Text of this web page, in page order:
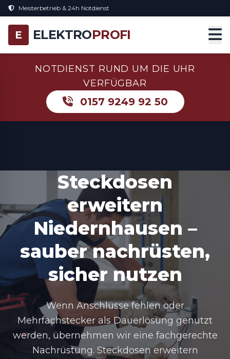
Meisterbetrieb & 24h Notdienst
E ELEKTROPROFI
NOTDIENST RUND UM DIE UHR
VERFÜGBAR
0157 9249 92 50
Steckdosen
erweitern
Niedernhausen –
sauber nachrüsten,
sicher nutzen
Wenn Anschlüsse fehlen oder
Mehrfachstecker als Dauerlösung genutzt
werden, übernehmen wir eine fachgerechte
Nachrüstung. Steckdosen erweitern